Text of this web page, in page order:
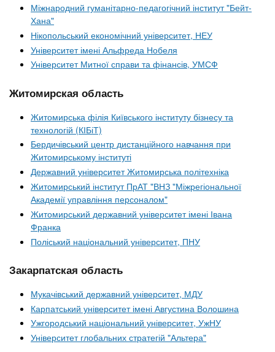
Міжнародний гуманітарно-педагогічний інститут "Бейт-
Хана"
Нікопольський економічний університет, НЕУ
Університет імені Альфреда Нобеля
Університет Митної справи та фінансів, УМСФ
Житомирская область
Житомирська філія Київського інституту бізнесу та
технологій (КІБіТ)
Бердичівський центр дистанційного навчання при
Житомирському інституті
Державний університет Житомирська політехніка
Житомирський інститут ПрАТ "ВНЗ "Міжрегіональної
Академії управління персоналом"
Житомирський державний університет імені Івана
Франка
Поліський національний університет, ПНУ
Закарпатская область
Мукачівський державний університет, МДУ
Карпатський університет імені Августина Волошина
Ужгородський національний університет, УжНУ
Університет глобальних стратегій "Альтера"